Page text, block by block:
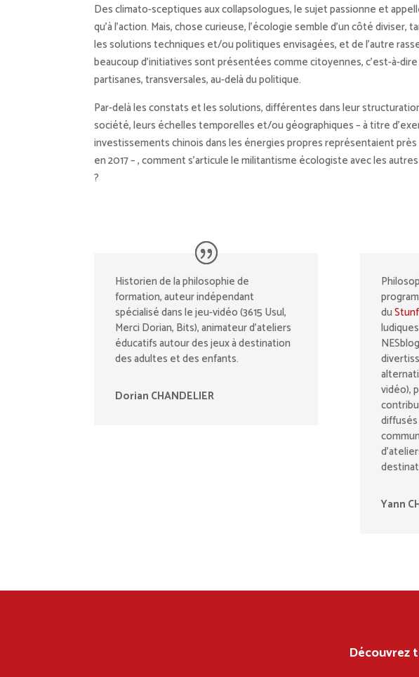
Des climato-sceptiques aux collapsologues, le sujet passionne et
qu’à l’action. Mais, chose curieuse, l’écologie semble d’un côté diviser,
les solutions techniques et/ou politiques envisagées, et de l’autre
beaucoup d’initiatives sont présentées comme citoyennes, c’est-à-
partisanes, transversales, au-delà du politique.
Par-delà les constats et les solutions, différentes dans leur
société, leurs échelles temporelles et/ou géographiques – à titre
investissements chinois dans les énergies propres représentaient
en 2017 – , comment s’articule le militantisme écologiste avec les
?
Historien de la philosophie de
formation, auteur indépendant
spécialisé dans le jeu-vidéo (3615 Usul,
Merci Dorian, Bits), animateur d’ateliers
éducatifs autour des jeux à destination
des adultes et des enfants.
Dorian CHANDELIER
du
vidéo),
Yann
Découvrez